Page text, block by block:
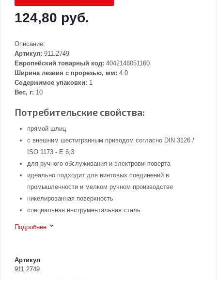
124,80 руб.
Описание:
Артикул: 911.2749
Европейский товарный код: 4042146051160
Ширина лезвия с прорезью, мм: 4.0
Содержимое упаковки: 1
Вес, г: 10
Потребительские свойства:
прямой шлиц
с внешним шестигранным приводом согласно DIN 3126 /
ISO 1173 - E 6,3
для ручного обслуживания и электровинтоверта
идеально подходит для винтовых соединений в
промышленности и мелком ручном производстве
никелированная поверхность
специальная инструментальная сталь
Подробнее
Артикул
911.2749